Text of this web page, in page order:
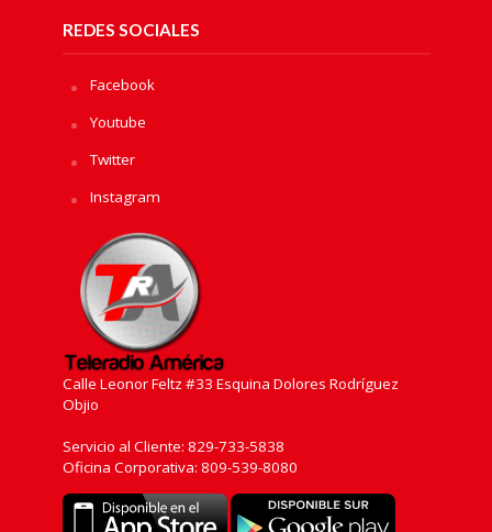
REDES SOCIALES
Facebook
Youtube
Twitter
Instagram
Calle Leonor Feltz #33 Esquina Dolores Rodríguez
Objio
Servicio al Cliente: 829-733-5838
Oficina Corporativa: 809-539-8080